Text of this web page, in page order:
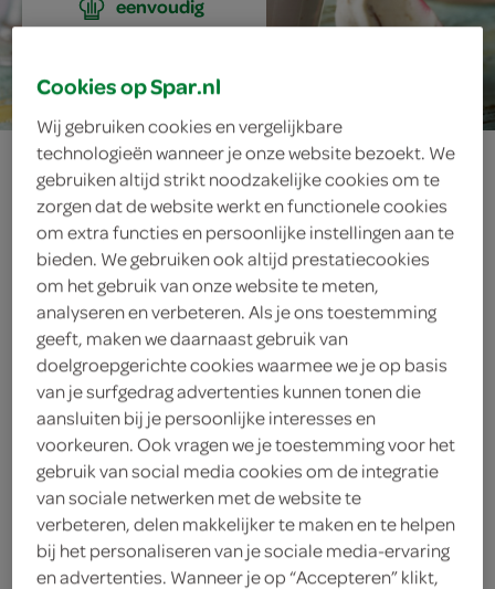
eenvoudig
sintallabub
ingrediënten
1 theelepel kaneelpoeder
4 eetlepels amandelschaafsel
100 gram speculaasjes
2 eetlepels koffielikeur
2 eetlepels amaretto
Cookies op Spar.nl
Wij gebruiken cookies en vergelijkbare
technologieën wanneer je onze website bezoekt. We
gebruiken altijd strikt noodzakelijke cookies om te
zorgen dat de website werkt en functionele cookies
om extra functies en persoonlijke instellingen aan te
bieden. We gebruiken ook altijd prestatiecookies
om het gebruik van onze website te meten,
analyseren en verbeteren. Als je ons toestemming
geeft, maken we daarnaast gebruik van
doelgroepgerichte cookies waarmee we je op basis
van je surfgedrag advertenties kunnen tonen die
aansluiten bij je persoonlijke interesses en
voorkeuren. Ook vragen we je toestemming voor het
gebruik van social media cookies om de integratie
van sociale netwerken met de website te
verbeteren, delen makkelijker te maken en te helpen
bij het personaliseren van je sociale media-ervaring
en advertenties. Wanneer je op “Accepteren” klikt,